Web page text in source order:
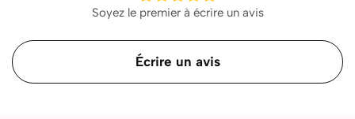
Soyez le premier à écrire un avis
Écrire un avis